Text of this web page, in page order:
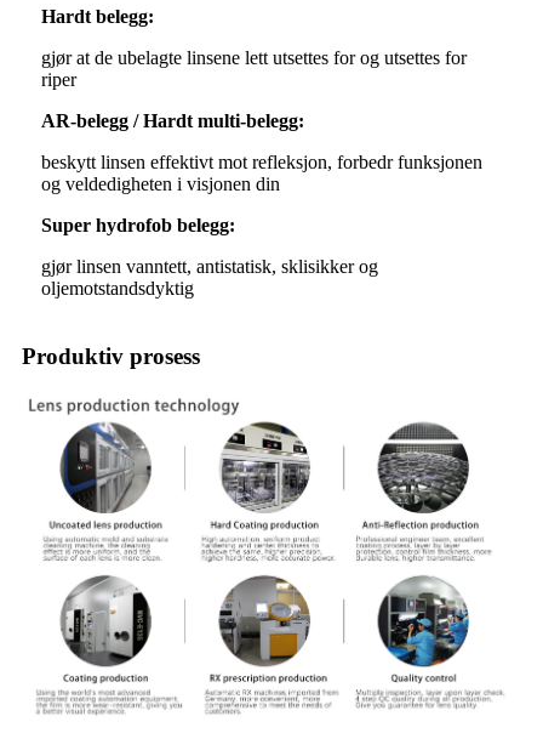
Hardt belegg:
gjør at de ubelagte linsene lett utsettes for og utsettes for
riper
AR-belegg / Hardt multi-belegg:
beskytt linsen effektivt mot refleksjon, forbedr funksjonen
og veldedigheten i visjonen din
Super hydrofob belegg:
gjør linsen vanntett, antistatisk, sklisikker og
oljemotstandsdyktig
Produktiv prosess